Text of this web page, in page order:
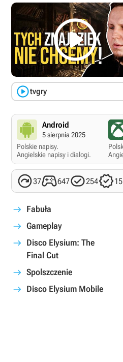

tvgry
Android
5 sierpnia 2025
Polskie napisy.
Angielskie napisy i dialogi.
3764725415
Fabuła
Gameplay
Disco Elysium: The
Final Cut
Spolszczenie
Disco Elysium Mobile